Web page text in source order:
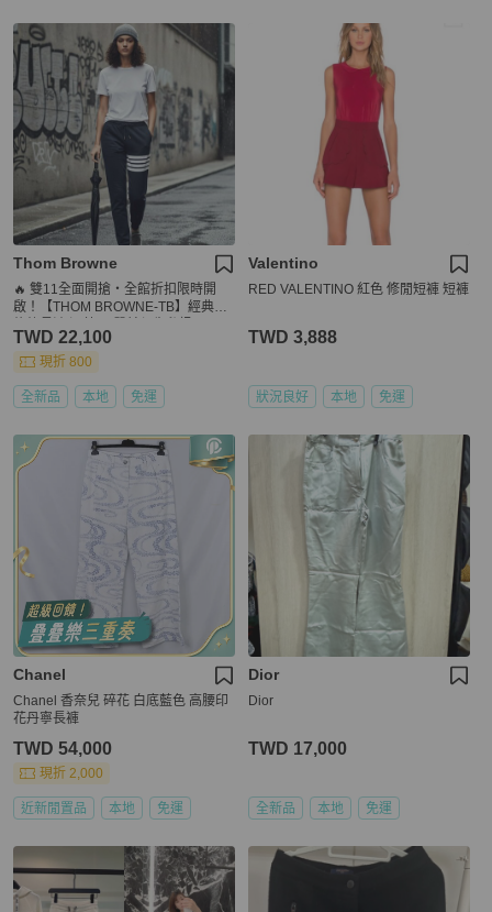
Thom Browne
🔥 雙11全面開搶・全館折扣限時開
啟！【THOM BROWNE-TB】經典四
TWD 22,100
現折 800
全新品 本地 免運
Valentino
RED VALENTINO 紅色 修閒短褲 短褲
TWD 3,888
狀況良好 本地 免運
Chanel
Chanel 香奈兒 碎花 白底藍色 高腰印
花丹寧長褲
TWD 54,000
現折 2,000
近新閒置品 本地 免運
Dior
Dior
TWD 17,000
全新品 本地 免運